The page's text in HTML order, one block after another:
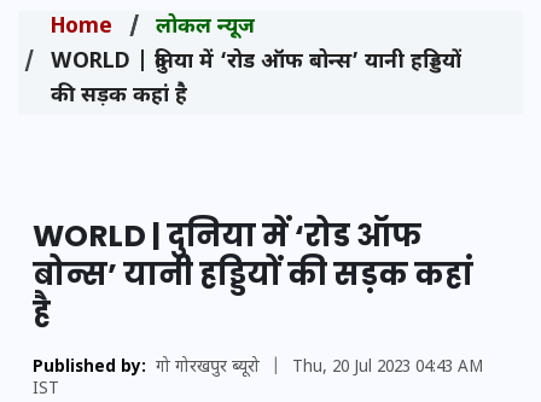
Home
लोकल न्यूज
WORLD | दुनिया में ‘रोड ऑफ बोन्स’ यानी हड्डियों
की सड़क कहां है
WORLD | दुनिया में ‘रोड ऑफ
बोन्स’ यानी हड्डियों की सड़क कहां
है
Published by: गो गोरखपुर ब्यूरो
Thu, 20 Jul 2023 04:43 AM
IST